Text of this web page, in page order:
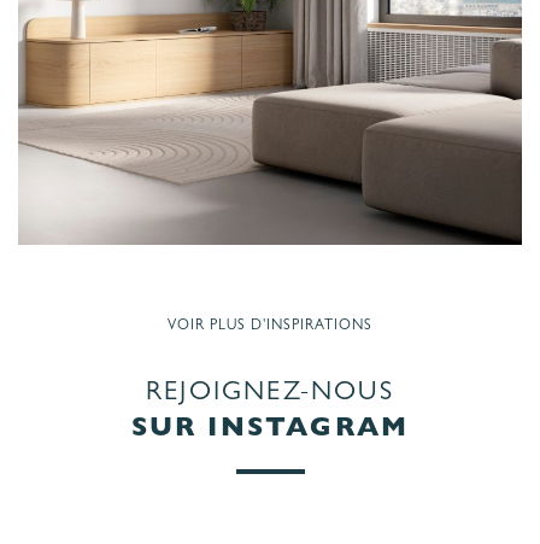
VOIR PLUS D'INSPIRATIONS
REJOIGNEZ-NOUS
SUR INSTAGRAM